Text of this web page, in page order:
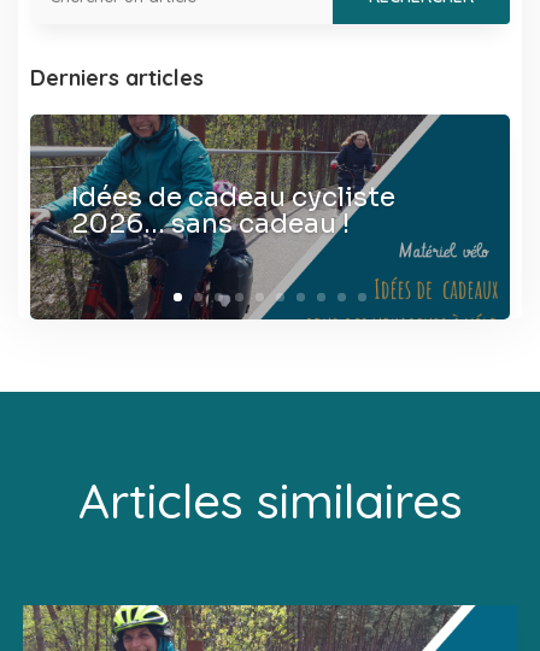
Derniers articles
Idées de cadeau cycliste
2026… sans cadeau !
Articles similaires